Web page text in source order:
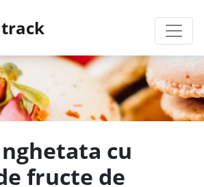
cu
fructe de